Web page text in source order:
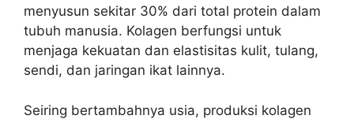
menyusun sekitar 30% dari total protein dalam
tubuh manusia. Kolagen berfungsi untuk
menjaga kekuatan dan elastisitas kulit, tulang,
sendi, dan jaringan ikat lainnya.
Seiring bertambahnya usia, produksi kolagen